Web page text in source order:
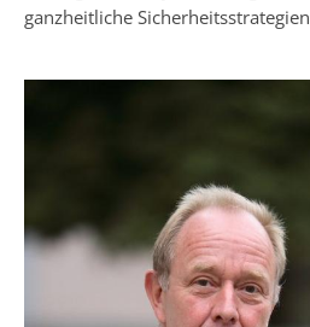
ganzheitliche Sicherheitsstrategien